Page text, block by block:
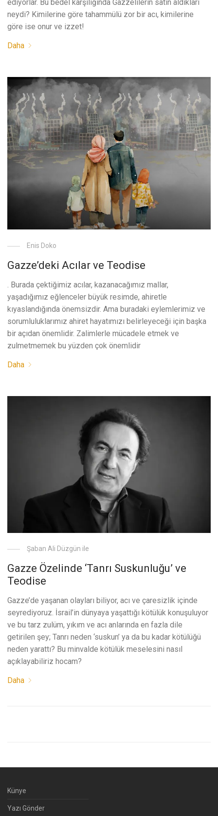
ediyorlar. Bu bedel karşılığında Gazzelilerin satın aldıkları
neydi? Kimilerine göre tahammülü zor bir acı, kimilerine
göre ise onur ve izzet!
Daha
Enis Doko
Gazze’deki Acılar ve Teodise
. Burada çektiğimiz acılar, kazanacağımız mallar,
yaşadığımız eğlenceler büyük resimde, ahiretle
kıyaslandığında önemsizdir. Ama buradaki eylemlerimiz ve
sorumluluklarımız ahiret hayatımızı belirleyeceği için başka
bir açıdan önemlidir. Zalimlerle mücadele etmek ve
zulmetmemek bu yüzden çok önemlidir
Daha
Şaban Ali Düzgün ile
Gazze Özelinde ‘Tanrı Suskunluğu’ ve
Teodise
Gazze’de yaşanan olayları biliyor, acı ve çaresizlik içinde
seyrediyoruz. İsrail’in dünyaya yaşattığı kötülük konuşuluyor
ve bu tarz zulüm, yıkım ve acı anlarında en fazla dile
getirilen şey; Tanrı neden ‘suskun’ ya da bu kadar kötülüğü
neden yarattı? Bu minvalde kötülük meselesini nasıl
açıklayabiliriz hocam?
Daha
Künye
Yazı Gönder